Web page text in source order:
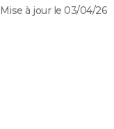
Mise à jour le 03/04/26